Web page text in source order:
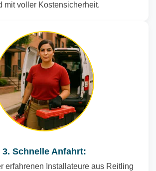
mit voller Kostensicherheit.
3. Schnelle Anfahrt:
erfahrenen Installateure aus Reitling